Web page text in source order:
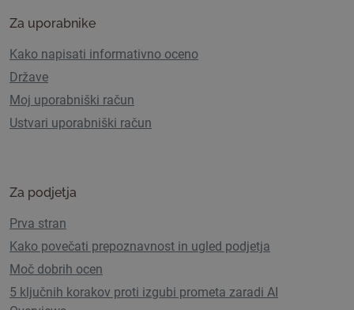
Za uporabnike
Kako napisati informativno oceno
Države
Moj uporabniški račun
Ustvari uporabniški račun
Za podjetja
Prva stran
Kako povečati prepoznavnost in ugled podjetja
Moč dobrih ocen
5 ključnih korakov proti izgubi prometa zaradi AI